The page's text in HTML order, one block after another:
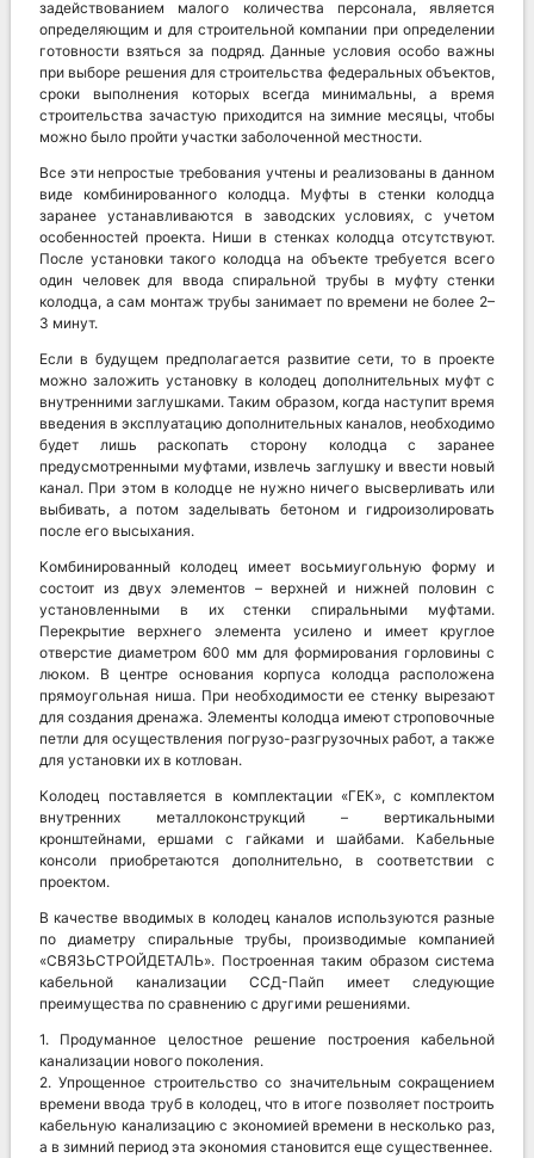
задействованием малого количества персонала, является
определяющим и для строительной компании при определении
готовности взяться за подряд. Данные условия особо важны
при выборе решения для строительства федеральных объектов,
сроки выполнения которых всегда минимальны, а время
строительства зачастую приходится на зимние месяцы, чтобы
можно было пройти участки заболоченной местности.
Все эти непростые требования учтены и реализованы в данном
виде комбинированного колодца. Муфты в стенки колодца
заранее устанавливаются в заводских условиях, с учетом
особенностей проекта. Ниши в стенках колодца отсутствуют.
После установки такого колодца на объекте требуется всего
один человек для ввода спиральной трубы в муфту стенки
колодца, а сам монтаж трубы занимает по времени не более 2–
3 минут.
Если в будущем предполагается развитие сети, то в проекте
можно заложить установку в колодец дополнительных муфт с
внутренними заглушками. Таким образом, когда наступит время
введения в эксплуатацию дополнительных каналов, необходимо
будет лишь раскопать сторону колодца с заранее
предусмотренными муфтами, извлечь заглушку и ввести новый
канал. При этом в колодце не нужно ничего высверливать или
выбивать, а потом заделывать бетоном и гидроизолировать
после его высыхания.
Комбинированный колодец имеет восьмиугольную форму и
состоит из двух элементов – верхней и нижней половин с
установленными в их стенки спиральными муфтами.
Перекрытие верхнего элемента усилено и имеет круглое
отверстие диаметром 600 мм для формирования горловины с
люком. В центре основания корпуса колодца расположена
прямоугольная ниша. При необходимости ее стенку вырезают
для создания дренажа. Элементы колодца имеют строповочные
петли для осуществления погрузо-разгрузочных работ, а также
для установки их в котлован.
Колодец поставляется в комплектации «ГЕК», с комплектом
внутренних металлоконструкций – вертикальными
кронштейнами, ершами с гайками и шайбами. Кабельные
консоли приобретаются дополнительно, в соответствии с
проектом.
В качестве вводимых в колодец каналов используются разные
по диаметру спиральные трубы, производимые компанией
«СВЯЗЬСТРОЙДЕТАЛЬ». Построенная таким образом система
кабельной канализации ССД-Пайп имеет следующие
преимущества по сравнению с другими решениями.
1. Продуманное целостное решение построения кабельной
канализации нового поколения.
2. Упрощенное строительство со значительным сокращением
времени ввода труб в колодец, что в итоге позволяет построить
кабельную канализацию с экономией времени в несколько раз,
а в зимний период эта экономия становится еще существеннее.